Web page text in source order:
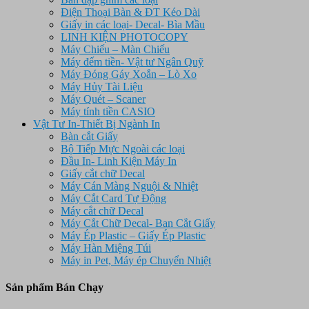
Điện Thoại Bàn & ĐT Kéo Dài
Giấy in các loại- Decal- Bìa Mầu
LINH KIỆN PHOTOCOPY
Máy Chiếu – Màn Chiếu
Máy đếm tiền- Vật tư Ngân Quỹ
Máy Đóng Gáy Xoắn – Lò Xo
Máy Hủy Tài Liệu
Máy Quét – Scaner
Máy tính tiền CASIO
Vật Tư In-Thiết Bị Ngành In
Bàn cắt Giấy
Bộ Tiếp Mực Ngoài các loại
Đầu In- Linh Kiện Máy In
Giấy cắt chữ Decal
Máy Cán Màng Nguội & Nhiệt
Máy Cắt Card Tự Động
Máy cắt chữ Decal
Máy Cắt Chữ Decal- Ban Cắt Giấy
Máy Ép Plastic – Giấy Ép Plastic
Máy Hàn Miệng Túi
Máy in Pet, Máy ép Chuyển Nhiệt
Sản phẩm Bán Chạy